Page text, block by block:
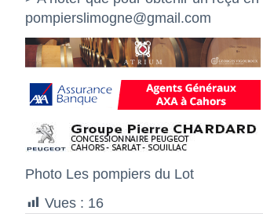
pompierslimogne@gmail.com
Photo Les pompiers du Lot
Vues : 16